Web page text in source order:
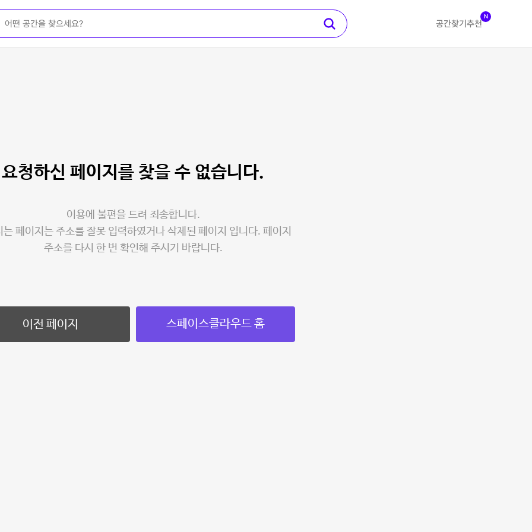
공간찾기 추천
N
요청하신 페이지를 찾을 수 없습니다.
이용에 불편을 드려 죄송합니다.
는 페이지는 주소를 잘못 입력하였거나 삭제된 페이지 입니다. 페이지
주소를 다시 한 번 확인해 주시기 바랍니다.
이전 페이지 스페이스클라우드 홈